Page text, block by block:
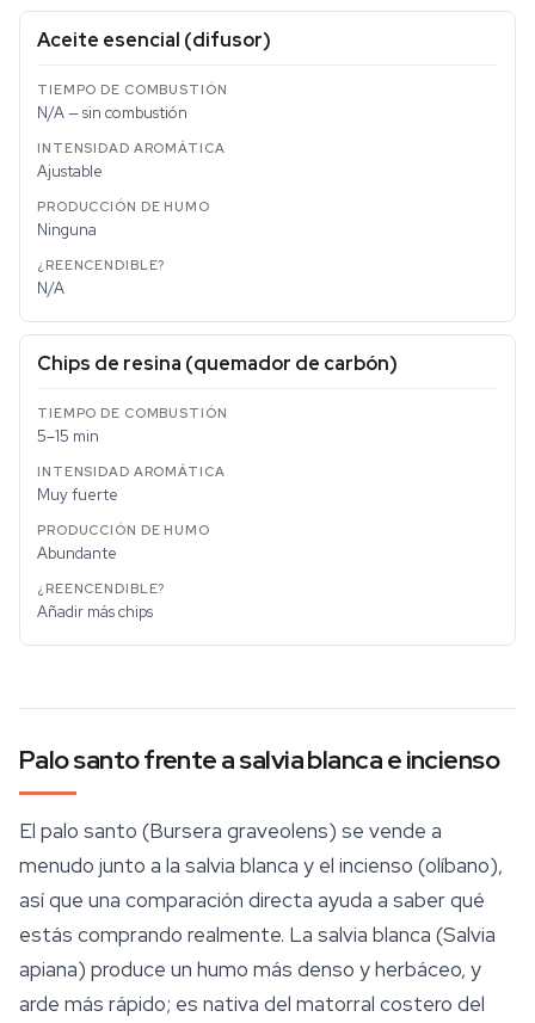
Aceite esencial (difusor)
N/A — sin combustión
Ajustable
Ninguna
N/A
Chips de resina (quemador de carbón)
5–15 min
Muy fuerte
Abundante
Añadir más chips
Palo santo frente a salvia blanca e incienso
El palo santo (Bursera graveolens) se vende a
menudo junto a la salvia blanca y el incienso (olíbano),
así que una comparación directa ayuda a saber qué
estás comprando realmente. La salvia blanca (Salvia
apiana) produce un humo más denso y herbáceo, y
arde más rápido; es nativa del matorral costero del